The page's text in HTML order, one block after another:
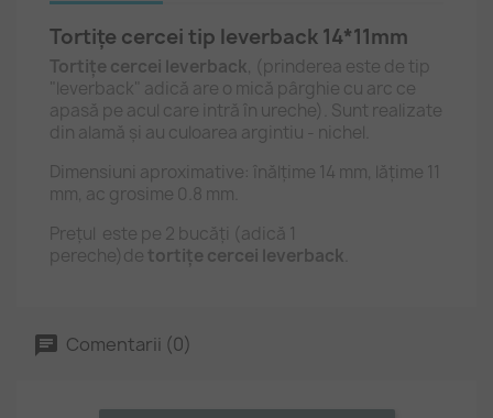
Tortițe cercei tip leverback 14*11mm
Tortițe cercei leverback, (prinderea este de tip
"leverback" adică are o mică pârghie cu arc ce
apasă pe acul care intră în ureche). Sunt realizate
din alamă și au culoarea argintiu - nichel.
Dimensiuni aproximative: înălțime 14 mm, lățime 11
mm, ac grosime 0.8 mm.
Prețul este pe 2 bucăți (adică 1
pereche)de tortițe cercei leverback
Comentarii (0)